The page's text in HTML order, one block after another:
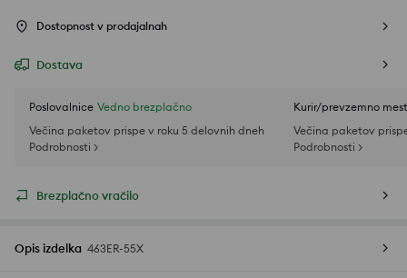
Dostopnost v prodajalnah
Dostava
Poslovalnice Vedno brezplačno
Večina paketov prispe v roku 5 delovnih dneh
Podrobnosti >
Kurir/prevzemno
Večina paketov
Podrobnosti >
Brezplačno vračilo
Opis izdelka 463ER-55X